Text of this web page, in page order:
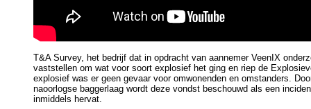
T&A Survey, het bedrijf dat in opdracht van aannemer VeenIX
vaststellen om wat voor soort explosief het ging en riep de
explosief was er geen gevaar voor omwonenden en omstanders.
naoorlogse baggerlaag wordt deze vondst beschouwd als een
inmiddels hervat.